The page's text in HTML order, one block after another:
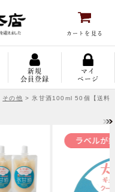
カートを見る
新規
会員登録
マイ
ページ
その他 > 氷甘酒100ml 50個【送料